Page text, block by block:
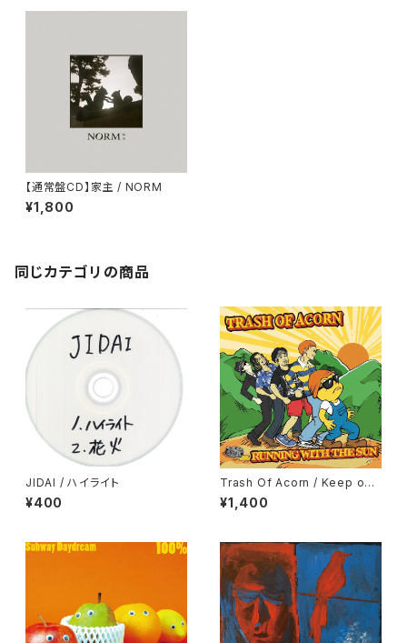
【通常盤CD】家主 / NORM
¥1,800
同じカテゴリの商品
JIDAI / ハイライト
¥400
Trash Of Acorn / Keep on
Running
¥1,400